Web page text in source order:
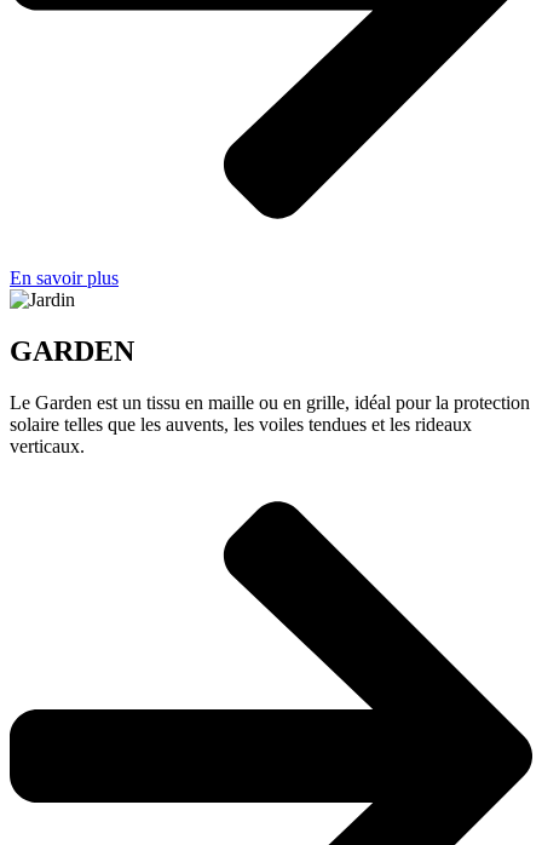
En savoir plus
GARDEN
Le Garden est un tissu en maille ou en grille, idéal pour la protection
solaire telles que les auvents, les voiles tendues et les rideaux
verticaux.